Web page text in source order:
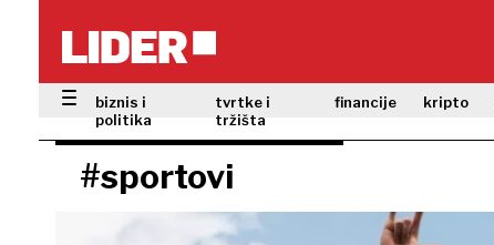
biznis i
politika
tvrtke i
tržišta
financije kripto
#sportovi